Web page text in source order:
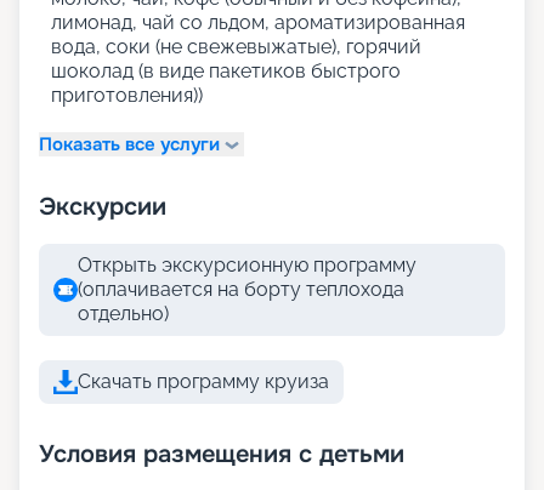
лимонад, чай со льдом, ароматизированная
вода, соки (не свежевыжатые), горячий
шоколад (в виде пакетиков быстрого
приготовления))
Показать все услуги
Экскурсии
Открыть экскурсионную программу
(оплачивается на борту теплохода
отдельно)
Скачать программу круиза
Условия размещения с детьми